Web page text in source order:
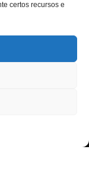
certos recursos e